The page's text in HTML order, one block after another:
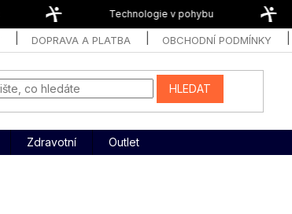
Technologie v pohybu
DOPRAVA A PLATBA OBCHODNÍ PODMÍNKY
HLEDAT
Zdravotní Outlet